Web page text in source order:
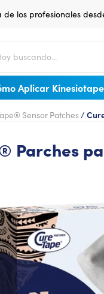
de los profesionales
Aplicar Kinesiotape
Sensor Patches /
Parches